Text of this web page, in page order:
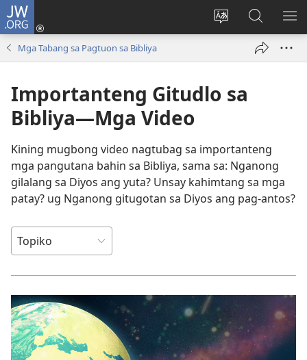
JW.ORG
Ilisi
pinulongan
site
Log
bag-
Pangitaa
sa
JW.ORG
Mga Tabang sa Pagtuon sa Bibliya
Importanteng Gitudlo sa
Bibliya—Mga Video
Kining mugbong video nagtubag sa importanteng
mga pangutana bahin sa Bibliya, sama sa: Nganong
gilalang sa Diyos ang yuta? Unsay kahimtang sa mga
patay? ug Nganong gitugotan sa Diyos ang pag-antos?